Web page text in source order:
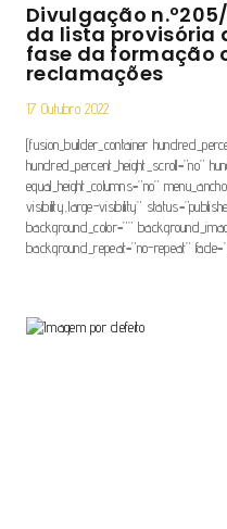
Divulgação
da lista provisória
fase da formação
reclamações
17 Outubro 2022
[fusion_builder_container
hundred_percent_height_scroll=”no”
equal_height_columns=”no”
visibility,large-visibility”
background_color=””
background_repeat=”no-repeat”